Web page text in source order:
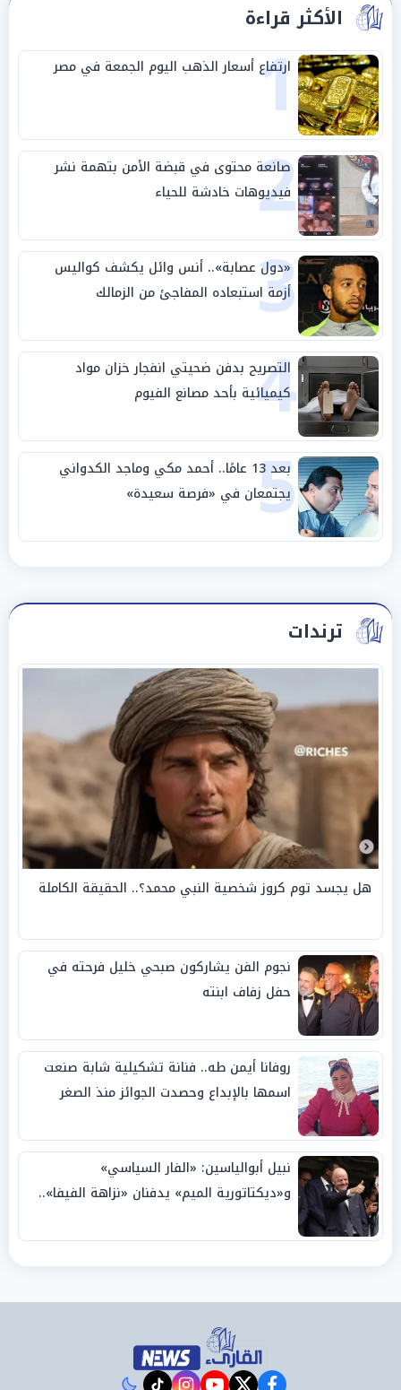
الأكثر قراءة
1
ارتفاع أسعار الذهب اليوم الجمعة في مصر
2
صانعة محتوى في قبضة الأمن بتهمة نشر
فيديوهات خادشة للحياء
3
«دول عصابة».. أنس وائل يكشف كواليس
أزمة استبعاده المفاجئ من الزمالك
4
التصريح بدفن ضحيتي انفجار خزان مواد
كيميائية بأحد مصانع الفيوم
5 بعد 13 عامًا.. أحمد مكي وماجد الكدواني
يجتمعان في «فرصة سعيدة»
ترندات
هل يجسد توم كروز شخصية النبي محمد؟.. الحقيقة الكاملة
نجوم الفن يشاركون صبحي خليل فرحته في
حفل زفاف ابنته
روفانا أيمن طه.. فنانة تشكيلية شابة صنعت
اسمها بالإبداع وحصدت الجوائز منذ الصغر
نبيل أبوالياسين: «الفار السياسي»
و«ديكتاتورية الميم» يدفنان «نزاهة الفيفا»..